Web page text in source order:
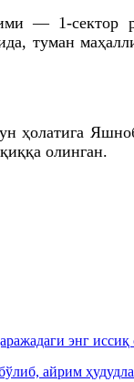
— 1-сектор
туман
ҳолатига
олинган.
энг
айрим